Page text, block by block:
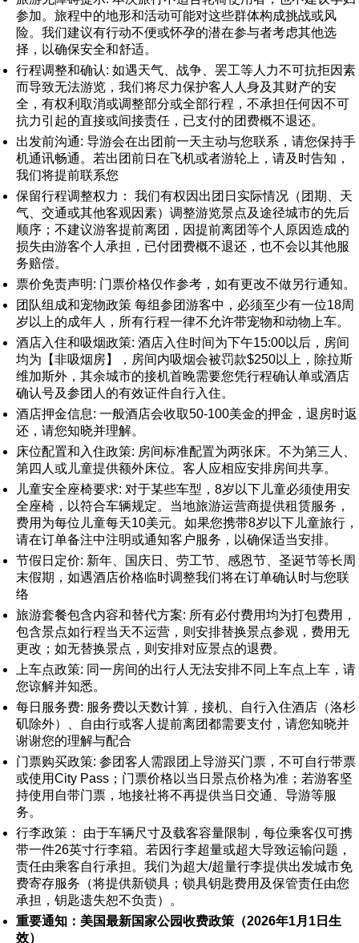
参加。旅程中的地形和活动可能对这些群体构成挑战或风
险。我们建议有行动不便或怀孕的潜在参与者考虑其他选
择，以确保安全和舒适。
行程调整和确认: 如遇天气、战争、罢工等人力不可抗拒因素
而导致无法游览，我们将尽力保护客人人身及其财产的安
全，有权利取消或调整部分或全部行程，不承担任何因不可
抗力引起的直接或间接责任，已支付的团费概不退还。
出发前沟通: 导游会在出团前一天主动与您联系，请您保持手
机通讯畅通。若出团前日在飞机或者游轮上，请及时告知，
我们将提前联系您
保留行程调整权力： 我们有权因出团日实际情况（团期、天
气、交通或其他客观因素）调整游览景点及途径城市的先后
顺序；不建议游客提前离团，因提前离团等个人原因造成的
损失由游客个人承担，已付团费概不退还，也不会以其他服
务赔偿。
票价免责声明: 门票价格仅作参考，如有更改不做另行通知。
团队组成和宠物政策 每组参团游客中，必须至少有一位18周
岁以上的成年人，所有行程一律不允许带宠物和动物上车。
酒店入住和吸烟政策: 酒店入住时间为下午15:00以后，房间
均为【非吸烟房】，房间内吸烟会被罚款$250以上，除拉斯
维加斯外，其余城市的接机首晚需要您凭行程确认单或酒店
确认号及参团人的有效证件自行入住。
酒店押金信息: 一般酒店会收取50-100美金的押金，退房时返
还，请您知晓并理解。
床位配置和入住政策: 房间标准配置为两张床。不为第三人、
第四人或儿童提供额外床位。客人应相应安排房间共享。
儿童安全座椅要求: 对于某些车型，8岁以下儿童必须使用安
全座椅，以符合车辆规定。当地旅游运营商提供租赁服务，
费用为每位儿童每天10美元。如果您携带8岁以下儿童旅行，
请在订单备注中注明或通知客户服务，以确保适当安排。
节假日定价: 新年、国庆日、劳工节、感恩节、圣诞节等长周
末假期，如遇酒店价格临时调整我们将在订单确认时与您联
络
旅游套餐包含内容和替代方案: 所有必付费用均为打包费用，
包含景点如行程当天不运营，则安排替换景点参观，费用无
更改；如无替换景点，则安排对应景点的退费。
上车点政策: 同一房间的出行人无法安排不同上车点上车，请
您谅解并知悉。
每日服务费: 服务费以天数计算，接机、自行入住酒店（洛杉
矶除外）、自由行或客人提前离团都需要支付，请您知晓并
谢谢您的理解与配合
门票购买政策: 参团客人需跟团上导游买门票，不可自行带票
或使用City Pass；门票价格以当日景点价格为准；若游客坚
持使用自带门票，地接社将不再提供当日交通、导游等服
务。
行李政策： 由于车辆尺寸及载客容量限制，每位乘客仅可携
带一件26英寸行李箱。若因行李超量或超大导致运输问题，
责任由乘客自行承担。我们为超大/超量行李提供出发城市免
费寄存服务（将提供新锁具；锁具钥匙费用及保管责任由您
承担，钥匙遗失恕不负责）。
重要通知：美国最新国家公园收费政策（2026年1月1日生
效）